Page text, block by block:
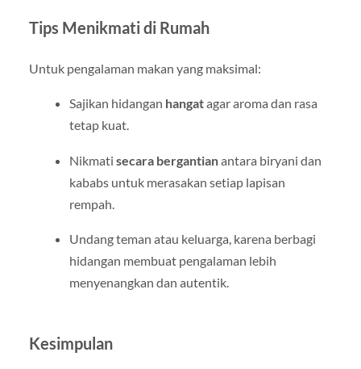
Tips Menikmati di Rumah
Untuk pengalaman makan yang maksimal:
Sajikan hidangan hangatagar aroma dan rasa
tetap kuat.
Nikmati secara bergantianantara biryani dan
kababs untuk merasakan setiap lapisan
rempah.
Undang teman atau keluarga, karena berbagi
hidangan membuat pengalaman lebih
menyenangkan dan autentik.
Kesimpulan